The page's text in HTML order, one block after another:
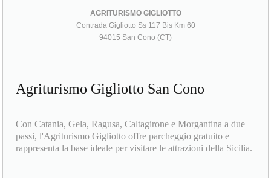
AGRITURISMO GIGLIOTTO
Contrada Gigliotto Ss 117 Bis Km 60
94015 San Cono (CT)
Agriturismo Gigliotto San Cono
Con Catania, Gela, Ragusa, Caltagirone e Morgantina a due
passi, l'Agriturismo Gigliotto offre parcheggio gratuito e
rappresenta la base ideale per visitare le attrazioni della Sicilia.